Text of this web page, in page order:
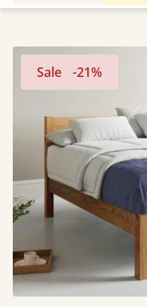
Sale -21%